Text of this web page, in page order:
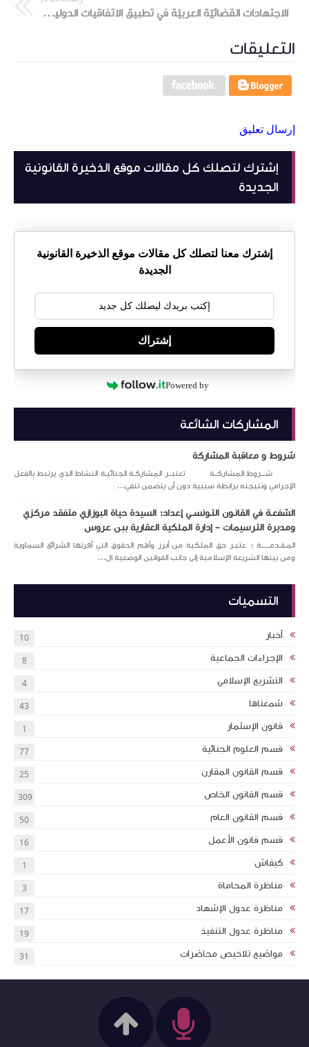
الاجتهادات القضائيّة العربيّة في تطبيق الاتفاقيات الدولية للحقوق الانسانية للمرأة
التعليقات
إرسال تعليق
إشترك لتصلك كل مقالات موقع الذخيرة القانونية
الجديدة
إشترك معنا لتصلك كل مقالات موقع الذخيرة القانونية
الجديدة
إشتراك
Powered by
المشاركات الشائعة
شروط و معاقبة المشاركة
شـــروط المشاركــة تعتبــر المشاركـة الجنائيـة النشاط الذي يرتبط بالفعل
الإجرامي ونتيجته برابطة سببية دون أن يتضمن تنفي...
الشفعـة في القانـون التـونســي إعداد: السيدة حياة البوزازي متفقد مركزي
ومديرة الترسيمات – إدارة الملكية العقارية ببن عروس
المـقـدمــــــة : عتبـر حق الملكية من أبرز وأهم الحقوق التي أقرتها الشرائع السماوية
ومن بينها الشريعة الإسلامية إلى جانب القوانين الوضعية ال...
التسميات
أخبار 10
الإجراءات الجماعية 8
التشريع الإسلامي 4
شمعناها 43
قانون الإسثمار 1
قسم العلوم الجنائية 77
قسم القانون المقارن 25
قسم القانون الخاص 309
قسم القانون العام 50
قسم قانون الأعمل 16
كيفاش 1
مناظرة المحاماة 3
مناظرة عدول الإشهاد 17
مناظرة عدول التنفيذ 19
مواضيع تلاخيص محاضرات 31